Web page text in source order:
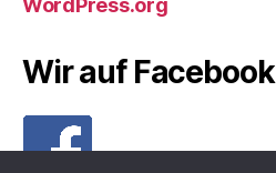
WordPress.org
Wir auf Facebook